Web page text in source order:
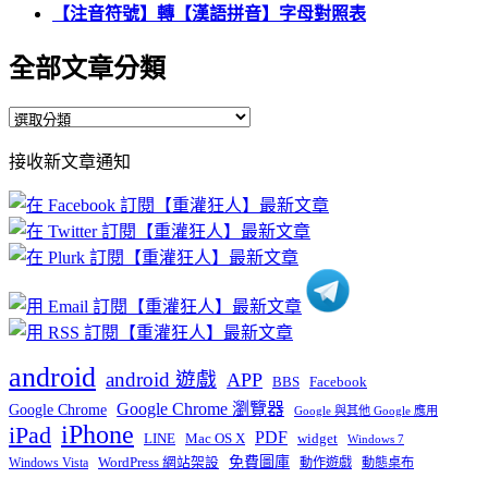
【注音符號】轉【漢語拼音】字母對照表
全部文章分類
全
文
章
分
類
接收新文章通知
android android 遊戲 APP BBS Facebook
Google Chrome Google Chrome 瀏覽器 Google 與其他 Google 應用
iPad iPhone LINE Mac OS X PDF widget Windows 7
Windows Vista WordPress 網站架設 免費圖庫 動作遊戲 動態桌布